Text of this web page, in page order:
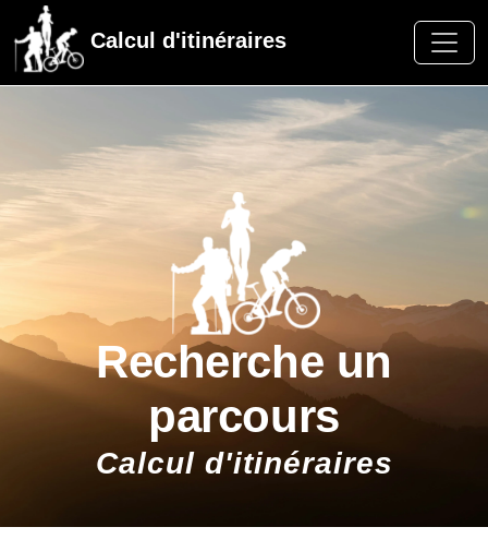
Calcul d'itinéraires
Recherche un
parcours
Calcul d'itinéraires